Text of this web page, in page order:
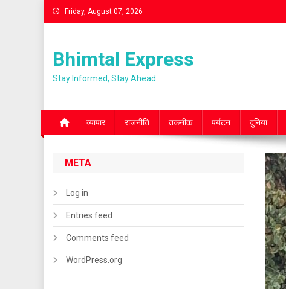
Skip
to
Friday, August 07, 2026
Bhimtal Express
Stay Informed, Stay Ahead
व्यापार राजनीति तकनीक पर्यटन दुनिया
META
Log in
Entries feed
Comments feed
WordPress.org